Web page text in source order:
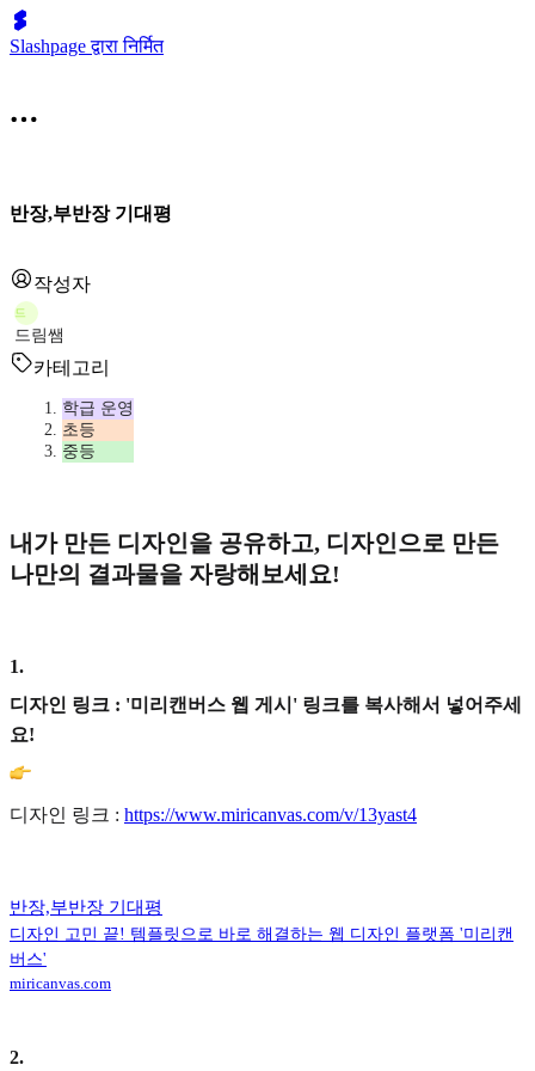
Slashpage द्वारा निर्मित
반장,부반장 기대평
작성자
드
드림쌤
카테고리
학급 운영
초등
중등
내가 만든 디자인을 공유하고, 디자인으로 만든
나만의 결과물을 자랑해보세요!
1.
디자인 링크 : '미리캔버스 웹 게시' 링크를 복사해서 넣어주세
요!
디자인 링크 : https://www.miricanvas.com/v/13yast4
반장,부반장 기대평
디자인 고민 끝! 템플릿으로 바로 해결하는 웹 디자인 플랫폼 '미리캔
버스'
miricanvas.com
2.